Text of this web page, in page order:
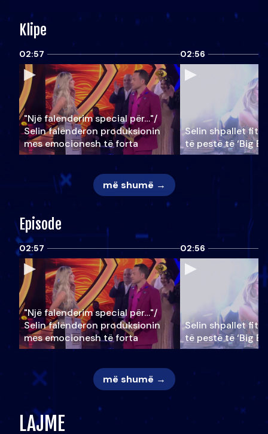
Klipe
02:57
"Një falenderim special për…"/
Selin falënderon produksionin
mes emocionesh të forta
02:56
Selin shpallet
të pestë të ‘Big
më shumë →
Episode
02:57
"Një falenderim special për…"/
Selin falënderon produksionin
mes emocionesh të forta
02:56
Selin shpallet
të pestë të ‘Big
më shumë →
LAJME